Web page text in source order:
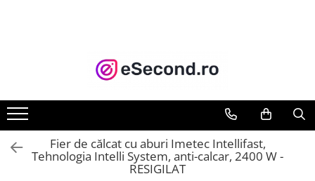
Accesorii Auto
Anvelope & Jante
Covorase auto
Echipamente pentru Atelier
Fier de călcat cu aburi Imetec Intellifast,
Tehnologia Intelli System, anti-calcar, 2400 W -
RESIGILAT